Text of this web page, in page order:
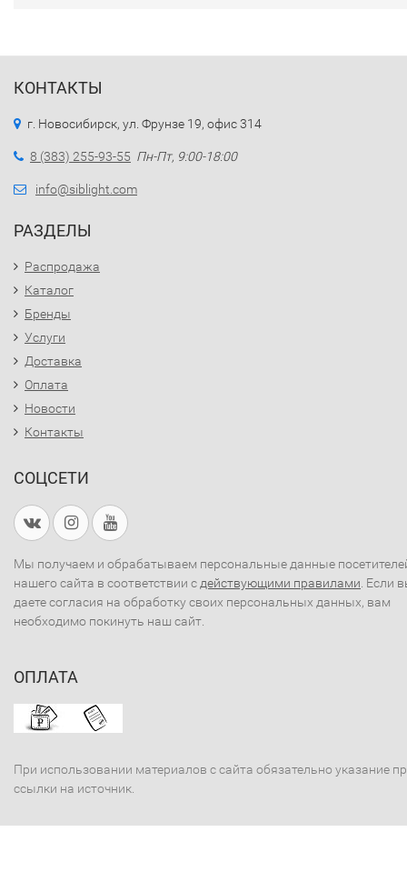
КОНТАКТЫ
г. Новосибирск, ул. Фрунзе 19, офис 314
8 (383) 255-93-55 Пн-Пт, 9:00-18:00
info@siblight.com
РАЗДЕЛЫ
Распродажа
Каталог
Бренды
Услуги
Доставка
Оплата
Новости
Контакты
СОЦСЕТИ
Мы получаем и обрабатываем персональные данные
нашего сайта в соответствии с действующими правилами . Если
даете согласия на обработку своих персональных данных, вам
необходимо покинуть наш сайт.
ОПЛАТА
При использовании материалов с сайта обязательно указание
ссылки на источник.